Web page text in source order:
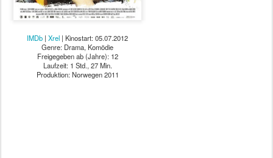
IMDb | Xrel | Kinostart: 05.07.2012
Genre: Drama, Komödie
Freigegeben ab (Jahre): 12
Laufzeit: 1 Std., 27 Min.
Produktion: Norwegen 2011